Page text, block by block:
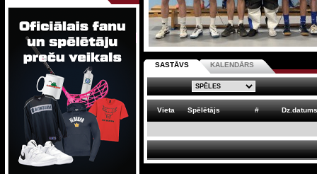
SASTĀVS KALENDĀRS
Vieta Spēlētājs # Dz.datums